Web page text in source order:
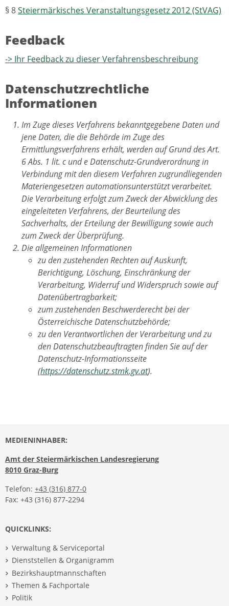
§ 8Steiermärkisches Veranstaltungsgesetz 2012 (StVAG)
Feedback
-> Ihr Feedback zu dieser Verfahrensbeschreibung
Datenschutzrechtliche
Informationen
Im Zuge dieses Verfahrens bekanntgegebene Daten und
jene Daten, die die Behörde im Zuge des
Ermittlungsverfahrens erhält, werden auf Grund des Art.
6 Abs. 1 lit. c und e Datenschutz-Grundverordnung in
Verbindung mit den diesem Verfahren zugrundliegenden
Materiengesetzen automationsunterstützt verarbeitet.
Die Verarbeitung erfolgt zum Zweck der Abwicklung des
eingeleiteten Verfahrens, der Beurteilung des
Sachverhalts, der Erteilung der Bewilligung sowie auch
zum Zweck der Überprüfung.
Die allgemeinen Informationen
zu den zustehenden Rechten auf Auskunft,
Berichtigung, Löschung, Einschränkung der
Verarbeitung, Widerruf und Widerspruch sowie auf
Datenübertragbarkeit;
zum zustehenden Beschwerderecht bei der
Österreichische Datenschutzbehörde;
zu den Verantwortlichen der Verarbeitung und zu
den Datenschutzbeauftragten finden Sie auf der
Datenschutz-Informationsseite
(https://datenschutz.stmk.gv.at).
MEDIENINHABER:
Amt der Steiermärkischen Landesregierung
8010 Graz-Burg
Telefon: +43 (316) 877-0
Fax: +43 (316) 877-2294
QUICKLINKS:
Verwaltung & Serviceportal
Dienststellen & Organigramm
Bezirkshauptmannschaften
Themen & Fachportale
Politik